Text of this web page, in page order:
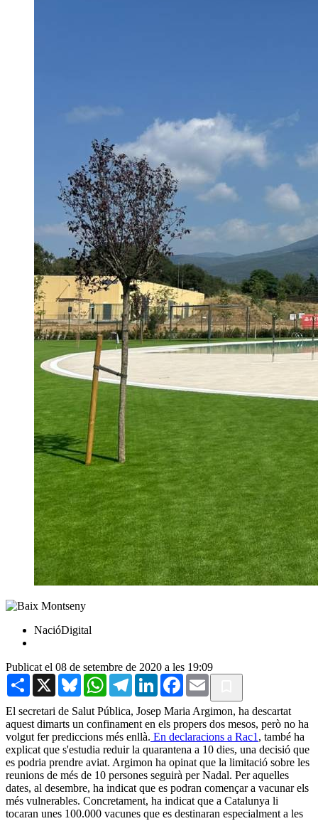
NacióDigital
Publicat el 08 de setembre de 2020 a les 19:09
Share X BlueskyWhatsAppTelegramLinkedInFacebook
Email
El secretari de Salut Pública, Josep Maria Argimon, ha descartat
aquest dimarts un confinament en els propers dos mesos, però no ha
volgut fer prediccions més enllà. En declaracions a Rac1 , també ha
explicat que s'estudia reduir la quarantena a 10 dies, una decisió que
es podria prendre aviat. Argimon ha opinat que la limitació sobre les
reunions de més de 10 persones seguirà per Nadal. Per aquelles
dates, al desembre, ha indicat que es podran començar a vacunar els
més vulnerables. Concretament, ha indicat que a Catalunya li
tocaran unes 100.000 vacunes que es destinaran especialment a les